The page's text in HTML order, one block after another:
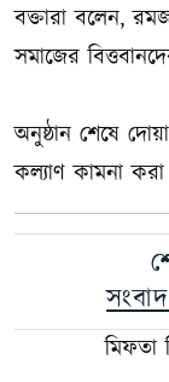
বক্তারা বলেন,
সমাজের
অনুষ্ঠান শেষে
কল্যাণ কামনা
মিফতা